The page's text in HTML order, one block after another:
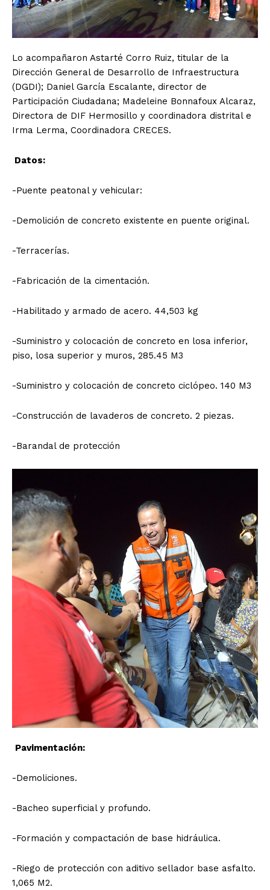
Lo acompañaron Astarté Corro Ruiz, titular de la
Dirección General de Desarrollo de Infraestructura
(DGDI); Daniel García Escalante, director de
Participación Ciudadana; Madeleine Bonnafoux Alcaraz,
Directora de DIF Hermosillo y coordinadora distrital e
Irma Lerma, Coordinadora CRECES.
Datos:
-Puente peatonal y vehicular:
-Demolición de concreto existente en puente original.
-Terracerías.
-Fabricación de la cimentación.
-Habilitado y armado de acero. 44,503 kg
-Suministro y colocación de concreto en losa inferior,
piso, losa superior y muros, 285.45 M3
-Suministro y colocación de concreto ciclópeo. 140 M3
-Construcción de lavaderos de concreto. 2 piezas.
-Barandal de protección
Pavimentación:
-Demoliciones.
-Bacheo superficial y profundo.
-Formación y compactación de base hidráulica.
-Riego de protección con aditivo sellador base asfalto.
1,065 M2.